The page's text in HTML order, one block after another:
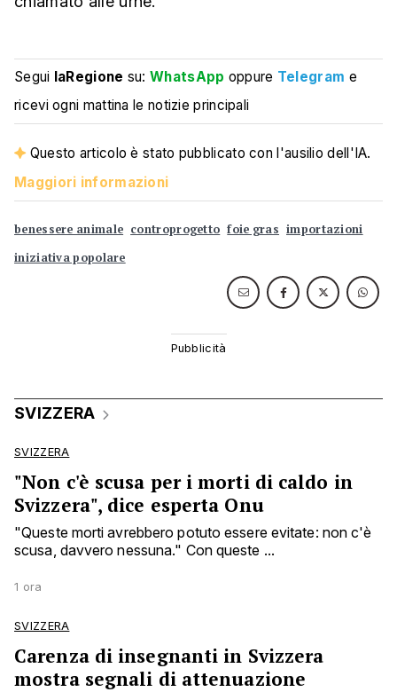
Segui laRegione su:WhatsApp oppure Telegram e
ricevi ogni mattina le notizie principali
Questo articolo è stato pubblicato con l'ausilio dell'IA.
Maggiori informazioni
benessere animale controprogetto foie gras importazioni
iniziativa popolare
SVIZZERA
SVIZZERA
"Non c'è scusa per i morti di caldo in
Svizzera", dice esperta Onu
"Queste morti avrebbero potuto essere evitate: non c'è
scusa, davvero nessuna." Con queste ...
1 ora
SVIZZERA
Carenza di insegnanti in Svizzera
mostra segnali di attenuazione